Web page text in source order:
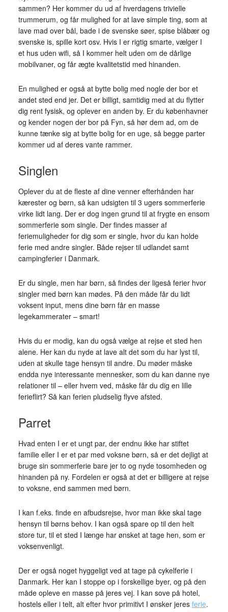
sammen? Her kommer du ud af hverdagens trivielle
trummerum, og får mulighed for at lave simple ting, som at
lave mad over bål, bade i de svenske søer, spise blåbær og
svenske is, spille kort osv. Hvis I er rigtig smarte, vælger I
et hus uden wifi, så I kommer helt uden om de dårlige
mobilvaner, og får ægte kvalitetstid med hinanden.
En mulighed er også at bytte bolig med nogle der bor et
andet sted end jer. Det er billigt, samtidig med at du flytter
dig rent fysisk, og oplever en anden by. Er du københavner
og kender nogen der bor på Fyn, så hør dem ad, om de
kunne tænke sig at bytte bolig for en uge, så begge parter
kommer ud af deres vante rammer.
Singlen
Oplever du at de fleste af dine venner efterhånden har
kærester og børn, så kan udsigten til 3 ugers sommerferie
virke lidt lang. Der er dog ingen grund til at frygte en ensom
sommerferie som single. Der findes masser af
feriemuligheder for dig som er single, hvor du kan holde
ferie med andre singler. Både rejser til udlandet samt
campingferier i Danmark.
Er du single, men har børn, så findes der ligeså ferier hvor
singler med børn kan mødes. På den måde får du lidt
voksent input, mens dine børn får en masse
legekammerater – smart!
Hvis du er modig, kan du også vælge at rejse et sted hen
alene. Her kan du nyde at lave alt det som du har lyst til,
uden at skulle tage hensyn til andre. Du møder måske
endda nye interessante mennesker, som du kan danne nye
relationer til – eller hvem ved, måske får du dig en lille
ferieflirt? Så kan ferien pludselig flyve afsted.
Parret
Hvad enten I er et ungt par, der endnu ikke har stiftet
familie eller I er et par med voksne børn, så er det dejligt at
bruge sin sommerferie bare jer to og nyde tosomheden og
hinanden på ny. Fordelen er også at det er billigere at rejse
to voksne, end sammen med børn.
I kan f.eks. finde en afbudsrejse, hvor man ikke skal tage
hensyn til børns behov. I kan også spare op til den helt
store tur, til et sted I længe har ønsket at tage hen, som er
voksenvenligt.
Der er også noget hyggeligt ved at tage på cykelferie i
Danmark. Her kan I stoppe op i forskellige byer, og på den
måde opleve en masse på jeres vej. I kan sove på hotel,
hostels eller i telt, alt efter hvor primitivt I ønsker jeres ferie.